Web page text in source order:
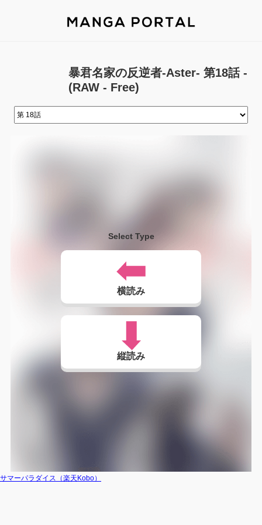
暴君名家の反逆者-Aster- 第18話 -
(RAW - Free)
Select Type
横読み
縦読み
サマーパラダイス（楽天Kobo）